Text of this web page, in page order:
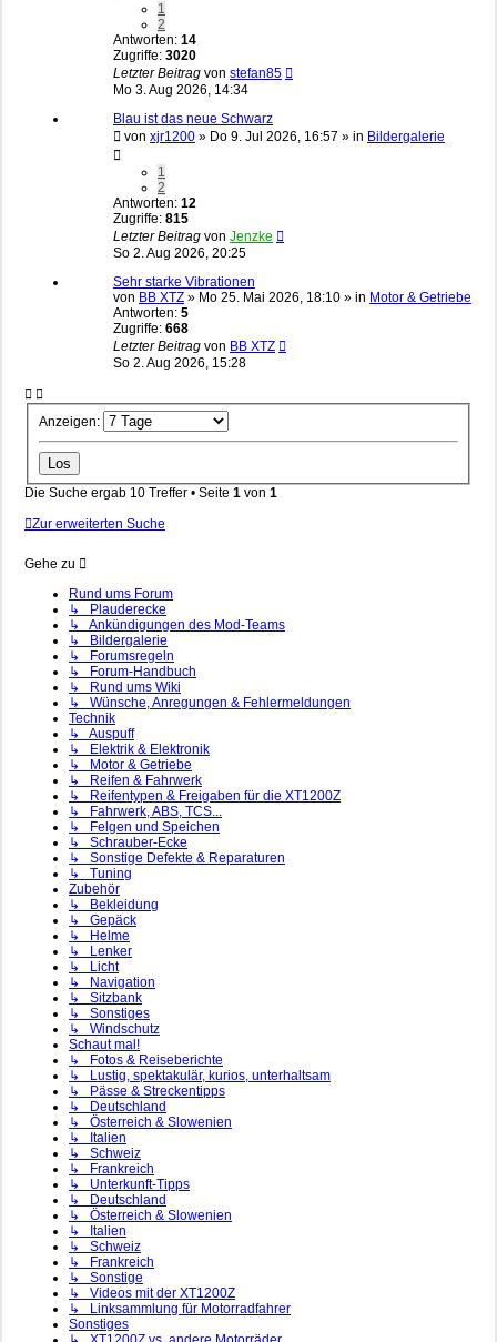
1
2
Antworten: 14
Zugriffe: 3020
Letzter Beitrag von stefan85
Mo 3. Aug 2026, 14:34
Blau ist das neue Schwarz
von xjr1200 » Do 9. Jul 2026, 16:57 » in Bildergalerie
1
2
Antworten: 12
Zugriffe: 815
Letzter Beitrag von Jenzke
So 2. Aug 2026, 20:25
Sehr starke Vibrationen
von BB XTZ » Mo 25. Mai 2026, 18:10 » in Motor & Getriebe
Antworten: 5
Zugriffe: 668
Letzter Beitrag von BB XTZ
So 2. Aug 2026, 15:28
Anzeigen:
Die Suche ergab 10 Treffer • Seite 1 von 1
Zur erweiterten Suche
Gehe zu
Rund ums Forum
↳ Plauderecke
↳ Ankündigungen des Mod-Teams
↳ Bildergalerie
↳ Forumsregeln
↳ Forum-Handbuch
↳ Rund ums Wiki
↳ Wünsche, Anregungen & Fehlermeldungen
Technik
↳ Auspuff
↳ Elektrik & Elektronik
↳ Motor & Getriebe
↳ Reifen & Fahrwerk
↳ Reifentypen & Freigaben für die XT1200Z
↳ Fahrwerk, ABS, TCS...
↳ Felgen und Speichen
↳ Schrauber-Ecke
↳ Sonstige Defekte & Reparaturen
↳ Tuning
Zubehör
↳ Bekleidung
↳ Gepäck
↳ Helme
↳ Lenker
↳ Licht
↳ Navigation
↳ Sitzbank
↳ Sonstiges
↳ Windschutz
Schaut mal!
↳ Fotos & Reiseberichte
↳ Lustig, spektakulär, kurios, unterhaltsam
↳ Pässe & Streckentipps
↳ Deutschland
↳ Österreich & Slowenien
↳ Italien
↳ Schweiz
↳ Frankreich
↳ Unterkunft-Tipps
↳ Deutschland
↳ Österreich & Slowenien
↳ Italien
↳ Schweiz
↳ Frankreich
↳ Sonstige
↳ Videos mit der XT1200Z
↳ Linksammlung für Motorradfahrer
Sonstiges